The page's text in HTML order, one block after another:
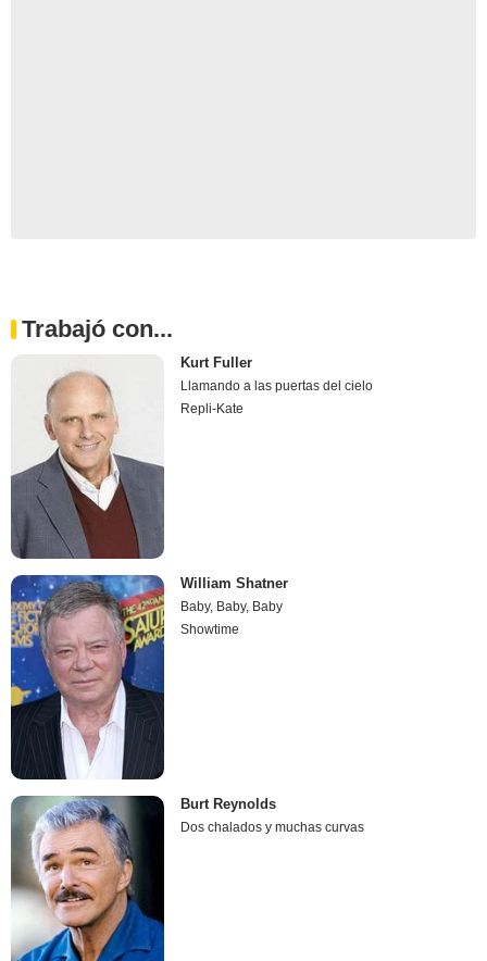
Trabajó con...
Kurt Fuller
Llamando a las puertas del cielo
Repli-Kate
William Shatner
Baby, Baby, Baby
Showtime
Burt Reynolds
Dos chalados y muchas curvas